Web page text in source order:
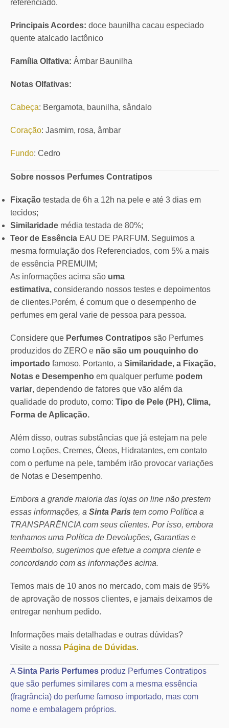
referenciado.
Principais Acordes: doce baunilha cacau especiado
quente atalcado lactônico
Família Olfativa: Âmbar Baunilha
Notas Olfativas:
Cabeça: Bergamota, baunilha, sândalo
Coração: Jasmim, rosa, âmbar
Fundo: Cedro
Sobre nossos Perfumes Contratipos
Fixação testada de 6h a 12h na pele e até 3 dias em
tecidos;
Similaridade média testada de 80%;
Teor de Essência EAU DE PARFUM. Seguimos a
mesma formulação dos Referenciados, com 5% a mais
de essência PREMUIM;
As informações acima são uma
estimativa, considerando nossos testes e depoimentos
de clientes.Porém, é comum que o desempenho de
perfumes em geral varie de pessoa para pessoa.
Considere que Perfumes Contratipos são Perfumes
produzidos do ZERO e não são um pouquinho do
importado famoso. Portanto, a Similaridade, a Fixação,
Notas e Desempenho em qualquer perfume podem
variar, dependendo de fatores que vão além da
qualidade do produto, como: Tipo de Pele (PH), Clima,
Forma de Aplicação.
Além disso, outras substâncias que já estejam na pele
como Loções, Cremes, Óleos, Hidratantes, em contato
com o perfume na pele, também irão provocar variações
de Notas e Desempenho.
Embora a grande maioria das lojas on line não prestem
essas informações, a Sinta Paris tem como Política a
TRANSPARÊNCIA com seus clientes. Por isso, embora
tenhamos uma Política de Devoluções, Garantias e
Reembolso, sugerimos que efetue a compra ciente e
concordando com as informações acima.
Temos mais de 10 anos no mercado, com mais de 95%
de aprovação de nossos clientes, e jamais deixamos de
entregar nenhum pedido.
Informações mais detalhadas e outras dúvidas?
Visite a nossa Página de Dúvidas.
A Sinta Paris Perfumes produz Perfumes Contratipos
que são perfumes similares com a mesma essência
(fragrância) do perfume famoso importado, mas com
nome e embalagem próprios.